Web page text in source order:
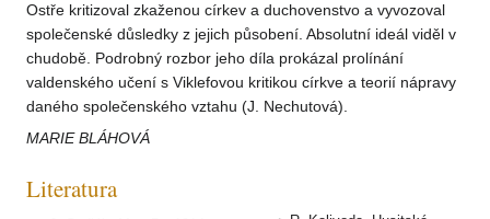
Ostře kritizoval zkaženou církev a duchovenstvo a vyvozoval
společenské důsledky z jejich působení. Absolutní ideál viděl v
chudobě. Podrobný rozbor jeho díla prokázal prolínání
valdenského učení s Viklefovou kritikou církve a teorií nápravy
daného společenského vztahu (J. Nechutová).
MARIE BLÁHOVÁ
Literatura